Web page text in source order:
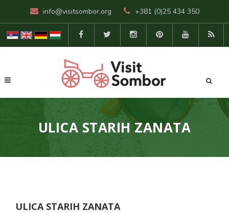
info@visitsombor.org +381 (0)25 434 350
ULICA STARIH ZANATA
ULICA STARIH ZANATA